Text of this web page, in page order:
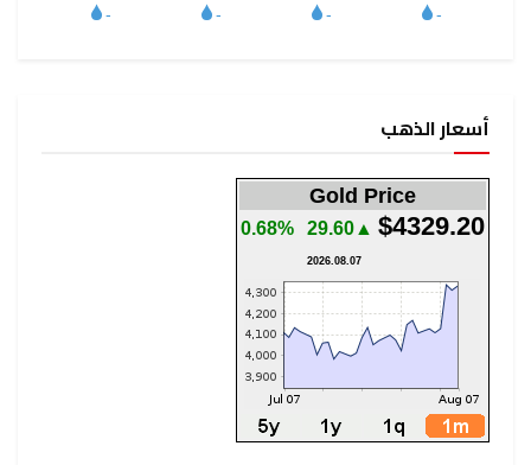
أسعار الذهب
Gold Price
$4329.20
▲29.60
0.68%
2026.08.07